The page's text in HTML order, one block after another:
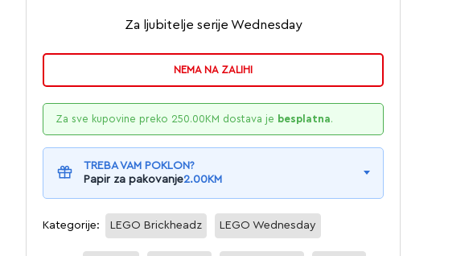
Za ljubitelje serije Wednesday
NEMA NA ZALIHI
Za sve kupovine preko 250.00KM dostava je besplatna.
TREBA VAM POKLON?
Papir za pakovanje2.00KM
Kategorije: LEGO Brickheadz LEGO Wednesday